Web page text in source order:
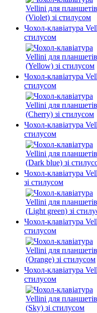
Чохол-клавіатура
стилусом
Чохол-клавіатура
стилусом
Чохол-клавіатура
стилусом
Чохол-клавіатура
зі стилусом
Чохол-клавіатура
стилусом
Чохол-клавіатура
стилусом